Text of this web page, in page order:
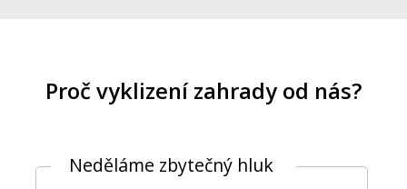
Proč vyklizení zahrady od nás?
Neděláme zbytečný hluk